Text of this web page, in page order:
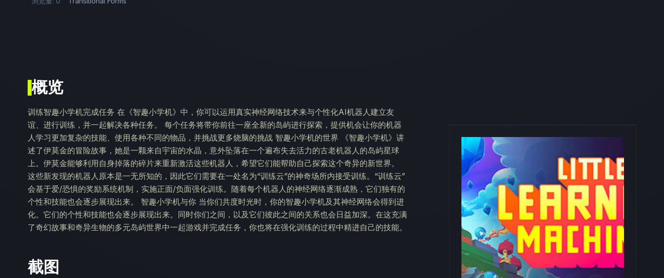
概览
训练智趣小学机完成任务 在《智趣小学机》中，你可以运用真实神经网络技术来与个性化AI机器人建立友
谊、进行训练，并一起解决各种任务。 每个任务将带你前往一座全新的岛屿进行探索，提供机会让你的机器
人学习更加复杂的技能、使用各种不同的物品，并挑战更多烧脑的挑战 智趣小学机的世界 《智趣小学机》讲
述了伊莫金的冒险故事，她是一颗来自宇宙的水晶，意外坠落在一个遍布失去活力的古老机器人的岛屿星球
上。伊莫金能够利用自身掉落的碎片来重新激活这些机器人，希望它们能帮助自己探索这个奇异的新世界。
这些新发现的机器人原本是一无所知的，因此它们需要在一处名为“训练云”的神奇场所内接受训练。“训练云”
会基于爱/恐惧的奖励系统机制，实施正面/负面强化训练。随着每个机器人的神经网络逐渐成熟，它们独有的
个性和技能也会逐步展现出来。 智趣小学机与你 当你们共度时光时，你的智趣小学机及其神经网络会得到进
化。它们的个性和技能也会逐步展现出来。同时你们之间，以及它们彼此之间的关系也会日益加深。在这充满
了奇幻故事和奇异生物的多元岛屿世界中一起游戏并完成任务，你也将在强化训练的过程中精进自己的技能。
截图